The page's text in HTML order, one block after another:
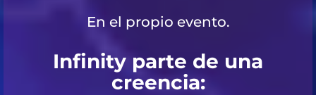
En el propio evento.
Infinity parte de una
creencia: